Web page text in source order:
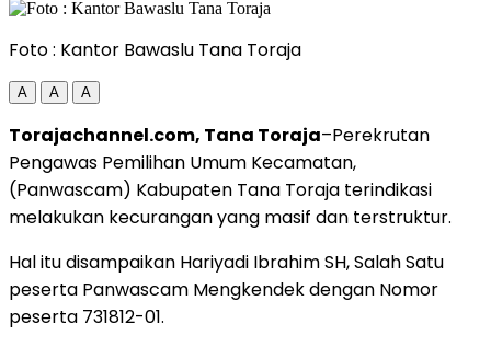
Foto : Kantor Bawaslu Tana Toraja
A A A
Torajachannel.com, Tana Toraja–Perekrutan
Pengawas Pemilihan Umum Kecamatan,
(Panwascam) Kabupaten Tana Toraja terindikasi
melakukan kecurangan yang masif dan terstruktur.
Hal itu disampaikan Hariyadi Ibrahim SH, Salah Satu
peserta Panwascam Mengkendek dengan Nomor
peserta 731812-01.